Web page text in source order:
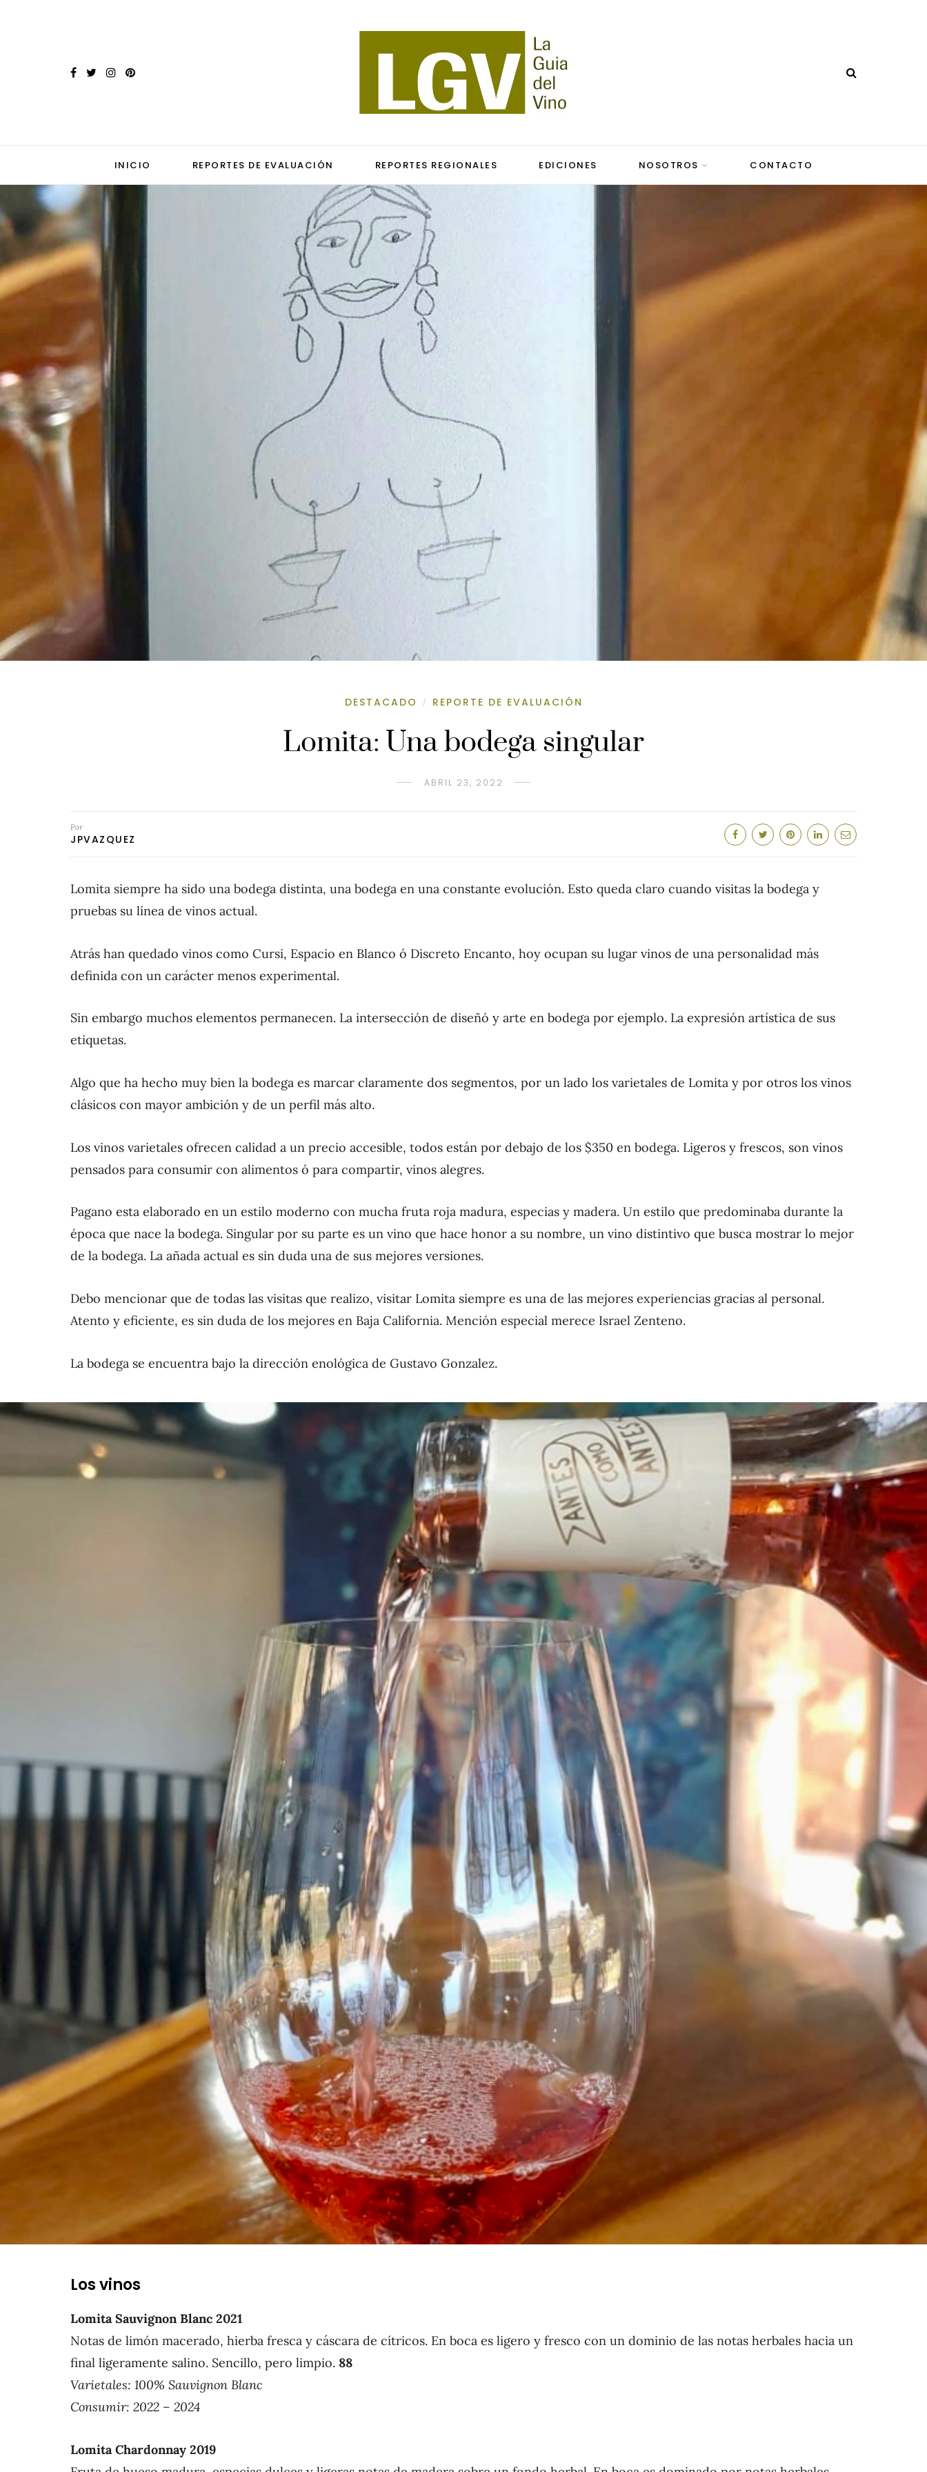
INICIO REPORTES DE EVALUACIÓN REPORTES REGIONALES EDICIONES NOSOTROS CONTACTO
DESTACADO / REPORTE DE EVALUACIÓN
Lomita: Una bodega singular
ABRIL 23, 2022
Por
JPVAZQUEZ
Lomita siempre ha sido una bodega distinta, una bodega en una constante evolución. Esto queda claro cuando visitas la bodega y
pruebas su línea de vinos actual.
Atrás han quedado vinos como Cursi, Espacio en Blanco ó Discreto Encanto, hoy ocupan su lugar vinos de una personalidad más
definida con un carácter menos experimental.
Sin embargo muchos elementos permanecen. La intersección de diseñó y arte en bodega por ejemplo. La expresión artística de sus
etiquetas.
Algo que ha hecho muy bien la bodega es marcar claramente dos segmentos, por un lado los varietales de Lomita y por otros los vinos
clásicos con mayor ambición y de un perfil más alto.
Los vinos varietales ofrecen calidad a un precio accesible, todos están por debajo de los $350 en bodega. Ligeros y frescos, son vinos
pensados para consumir con alimentos ó para compartir, vinos alegres.
Pagano esta elaborado en un estilo moderno con mucha fruta roja madura, especias y madera. Un estilo que predominaba durante la
época que nace la bodega. Singular por su parte es un vino que hace honor a su nombre, un vino distintivo que busca mostrar lo mejor
de la bodega. La añada actual es sin duda una de sus mejores versiones.
Debo mencionar que de todas las visitas que realizo, visitar Lomita siempre es una de las mejores experiencias gracias al personal.
Atento y eficiente, es sin duda de los mejores en Baja California. Mención especial merece Israel Zenteno.
La bodega se encuentra bajo la dirección enológica de Gustavo Gonzalez.
Los vinos
Lomita Sauvignon Blanc 2021
Notas de limón macerado, hierba fresca y cáscara de cítricos. En boca es ligero y fresco con un dominio de las notas herbales hacia un
final ligeramente salino. Sencillo, pero limpio. 88
Varietales: 100% Sauvignon Blanc
Consumir: 2022 – 2024
Lomita Chardonnay 2019